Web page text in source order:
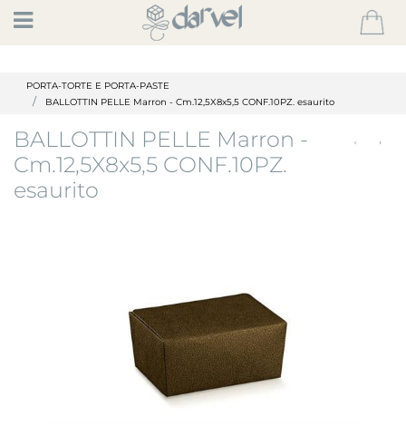
Open
PORTA-TORTE E PORTA-PASTE
BALLOTTIN PELLE Marron - Cm.12,5X8x5,5 CONF.10PZ. esaurito
BALLOTTIN PELLE Marron -
Cm.12,5X8x5,5 CONF.10PZ.
esaurito